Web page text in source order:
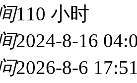
110 小时
2024-8-16
2026-8-6